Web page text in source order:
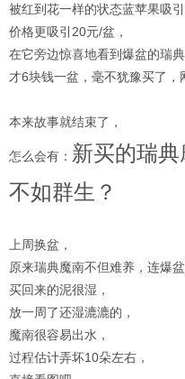
被红到花一样的状态蓝苹果吸引
价格更吸引20元/盆，
在它旁边惊喜地看到爆盆的瑞典
才6块钱一盆，毫不犹豫买了，
本来故事就结束了，
怎么会有： 新买的瑞
不如群生？
上周换盆，
原来瑞典魔南不但难养，连爆
买回来的泥很湿，
放一周了还湿漉漉的，
魔南很容易出水，
过程估计弄坏10朵左右，